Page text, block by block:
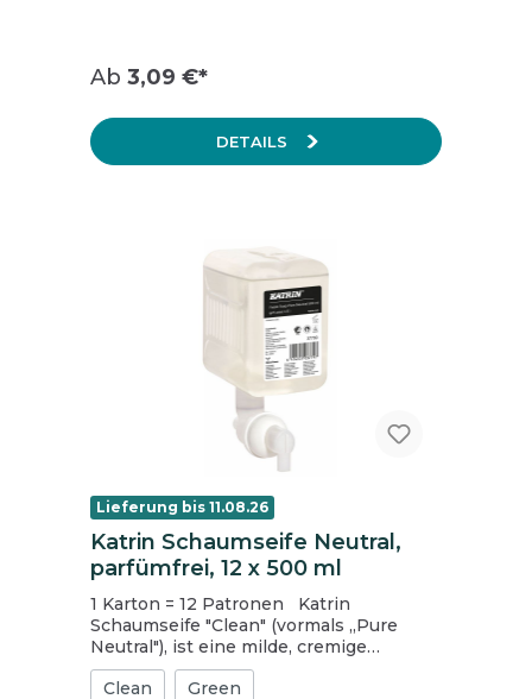
Flüssigkeiten oder Verschmutzungen.
Die Folienverpackung ist zu 100%
Recyclinganteil PCR. Marke: axisoft pro
Stückzahl VE: 8 Rollen á 64 Blatt Farbe:
hochweiß Lage: 3-lagig Rollenlänge (m):
Ab 3,09 €*
DETAILS
Lieferung bis 11.08.26
Katrin Schaumseife Neutral,
parfümfrei, 12 x 500 ml
1 Karton = 12 Patronen Katrin
Schaumseife "Clean" (vormals „Pure
Neutral"), ist eine milde, cremige
Schaumseife ohne Duft- oder Farbstoffe,
die sehr zart zur Haut ist und das
Clean Green